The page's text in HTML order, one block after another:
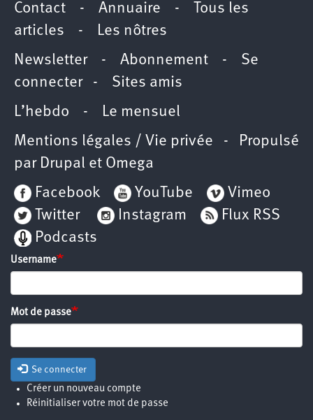
Contact - Annuaire -
Tous les
articles - Les nôtres
Newsletter- Abonnement - Se
connecter- Sites amis
L’hebdo - Le mensuel
Mentions légales / Vie privée - Propulsé
par Drupal et Omega
Facebook
YouTube
Vimeo
Twitter
Instagram
Flux RSS
Podcasts
Username
Mot de passe
Se connecter
Créer un nouveau compte
Réinitialiser votre mot de passe